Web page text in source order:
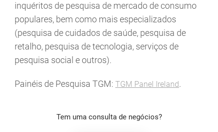
inquéritos de pesquisa de mercado de consumo
populares, bem como mais especializados
(pesquisa de cuidados de saúde, pesquisa de
retalho, pesquisa de tecnologia, serviços de
pesquisa social e outros).
Painéis de Pesquisa TGM: TGM Panel Ireland.
Tem uma consulta de negócios?